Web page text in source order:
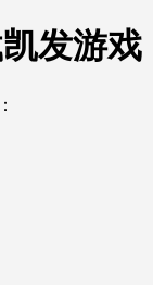
发游戏